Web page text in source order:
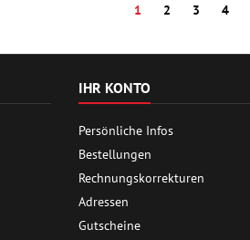
1 2 3 4
IHR KONTO
Persönliche Infos
Bestellungen
Rechnungskorrekturen
Adressen
Gutscheine